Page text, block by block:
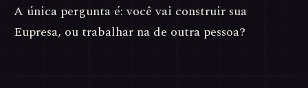
A única pergunta é: você vai construir sua
Eupresa, ou trabalhar na de outra pessoa?